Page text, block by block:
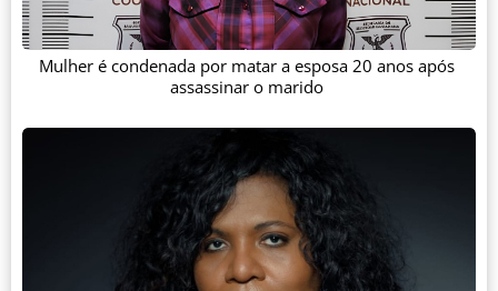
Mulher é condenada por matar a esposa 20 anos após
assassinar o marido